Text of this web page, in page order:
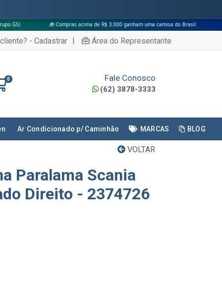
🎁 Compras acima de R$ 3.000 ganham uma camisa do Brasil
- Cadastrar | Área do Representante
0 Fale Conosco
(62) 3878-3333
Ar Condicionado p/ Caminhão MARCAS BLOG
VOLTAR
Paralama Scania
Direito - 2374726